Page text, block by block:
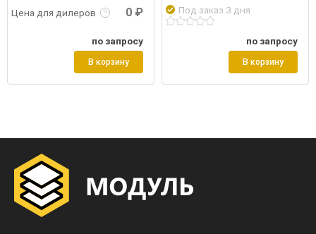
Цена для дилеров 0 ₽
по запросу
В корзину
Под заказ 3 дня
по запросу
В корзину